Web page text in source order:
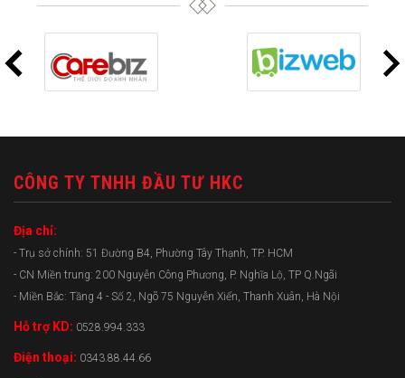
CÔNG TY TNHH ĐẦU TƯ HKC
Địa chỉ:
- Trụ sở chính: 51 Đường B4, Phường Tây Thạnh, TP. HCM
- CN Miền trung: 200 Nguyễn Công Phương, P. Nghĩa Lộ, TP Q.Ngãi
- Miền Bắc: Tầng 4 - Số 2, Ngõ 75 Nguyễn Xiển, Thanh Xuân, Hà Nội
Hỗ trợ KD: 0528.994.333
Điện thoại: 0343.88.44.66